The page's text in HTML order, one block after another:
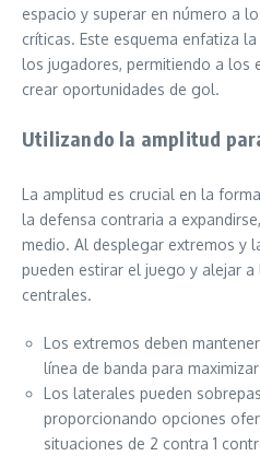
espacio y superar en número a
críticas. Este esquema enfatiza
los jugadores, permitiendo a los
crear oportunidades de gol.
Utilizando la amplitud
La amplitud es crucial en la
la defensa contraria a
medio. Al desplegar extremos y
pueden estirar el juego y alejar
centrales.
Los extremos deben
línea de banda para
Los laterales pueden
proporcionando opciones
situaciones de 2 contra 1